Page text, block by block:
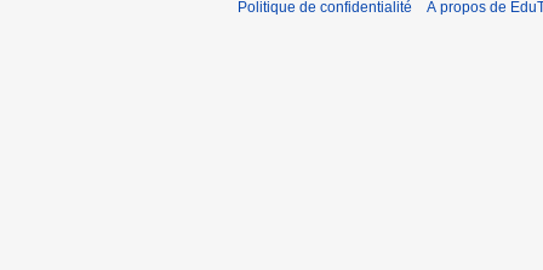
Politique de confidentialité À propos de